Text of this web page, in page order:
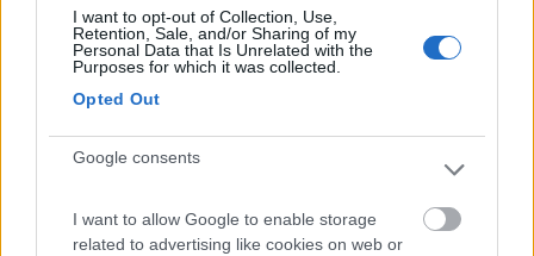
I want to opt-out of Collection, Use,
Retention, Sale, and/or Sharing of my
Personal Data that Is Unrelated with the
Purposes for which it was collected.
Opted Out
Google consents
I want to allow Google to enable storage
related to advertising like cookies on web or
americano, un phon da viaggio (400-600W), tubo acqua e
cavo elettrico come già suggerito, disgregante wc.
casa, se ti manca qualcosa segna ma non comprare, dopo 1-3
mesi rileggi la lista e compra quello che proprio ti serve, il resto
è zavorra.